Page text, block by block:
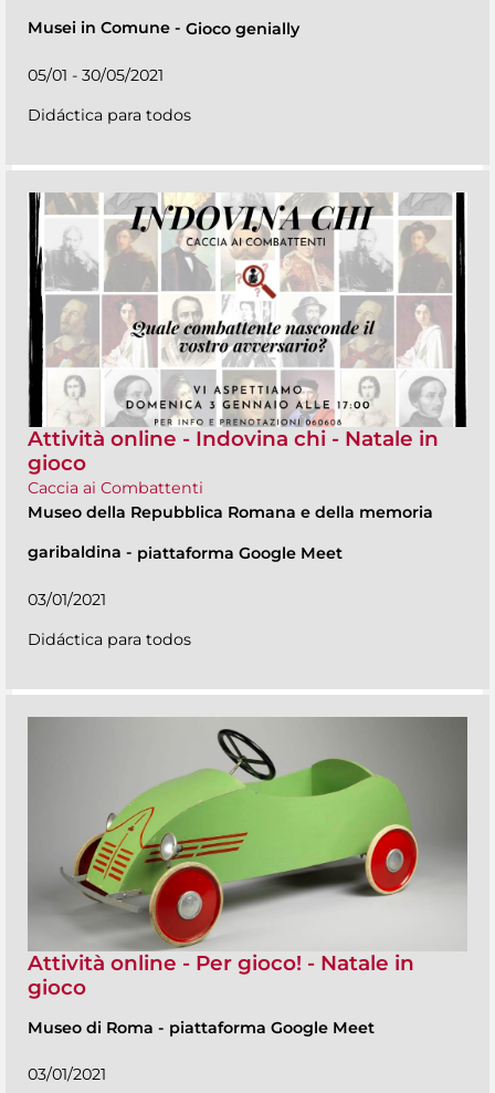
Musei in Comune - Gioco genially
05/01 - 30/05/2021
Didáctica para todos
Attività online - Indovina chi - Natale in
gioco
Caccia ai Combattenti
Museo della Repubblica Romana e della memoria
garibaldina - piattaforma Google Meet
03/01/2021
Didáctica para todos
Attività online - Per gioco! - Natale in
gioco
Museo di Roma - piattaforma Google Meet
03/01/2021